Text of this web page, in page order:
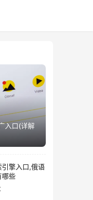
入口(详解
擎入口,俄语
哪些